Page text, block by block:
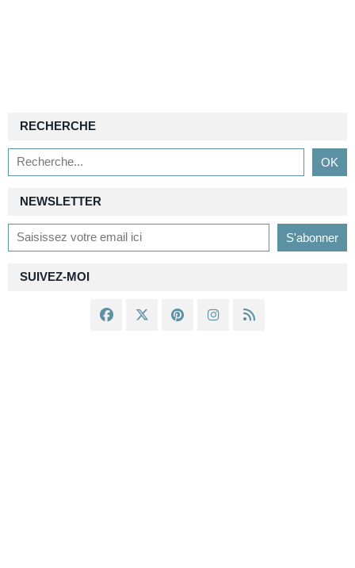
NEWSLETTER
SUIVEZ-MOI
RECHERCHE